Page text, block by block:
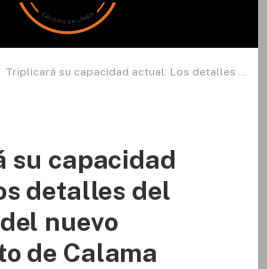
Triplicará su capacidad actual: Los detalles del proyecto del nuevo aeropuerto de Calama
su capacidad
detalles del
nuevo
de Calama